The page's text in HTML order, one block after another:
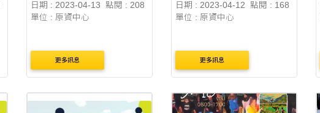
—Heng Jones大亨講
唱會
日期 : 2023-04-13
點閱 : 208
單位 : 原資中心
更多訊息
業參訪暨計畫撰寫
日期 : 2023-04-12
點閱 : 168
單位 : 原資中心
更多訊息